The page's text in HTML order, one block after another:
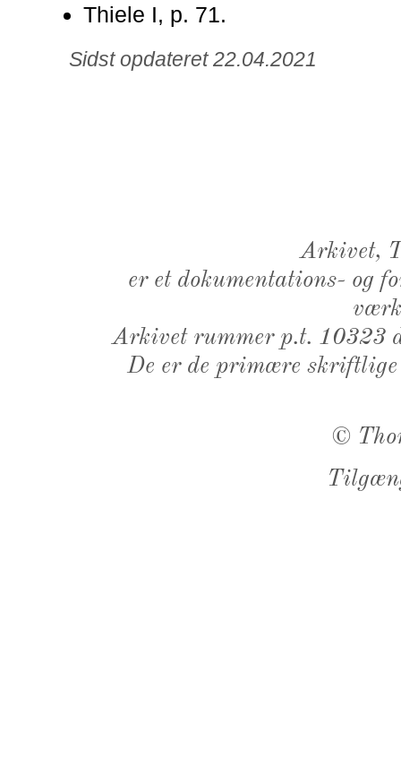
Thiele I, p. 71.
Sidst opdateret 22.04.2021
Arkivet,
er et dokumentations- og
Arkivet rummer p.t. 10323
De er de primære
©